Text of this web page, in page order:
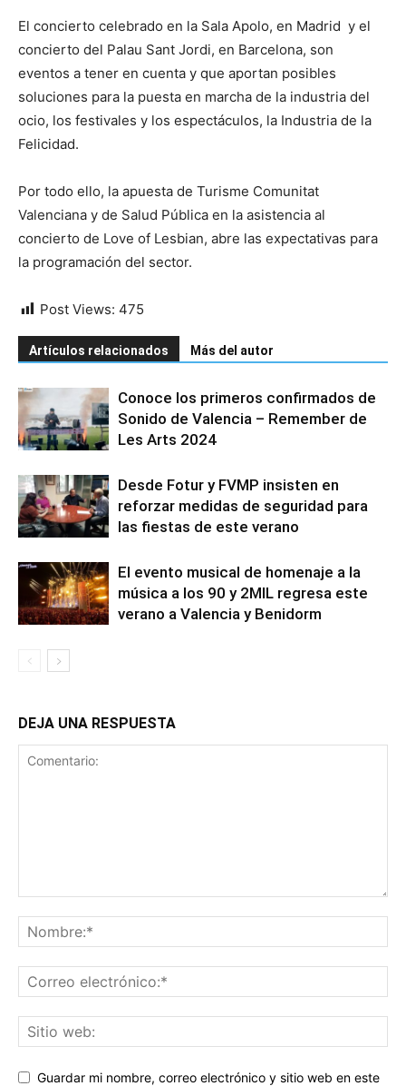
El concierto celebrado en la Sala Apolo, en Madrid y el
concierto del Palau Sant Jordi, en Barcelona, son
eventos a tener en cuenta y que aportan posibles
soluciones para la puesta en marcha de la industria del
ocio, los festivales y los espectáculos, la Industria de la
Felicidad.
Por todo ello, la apuesta de Turisme Comunitat
Valenciana y de Salud Pública en la asistencia al
concierto de Love of Lesbian, abre las expectativas para
la programación del sector.
Post Views: 475
Artículos relacionados Más del autor
Conoce los primeros confirmados de
Sonido de Valencia – Remember de
Les Arts 2024
Desde Fotur y FVMP insisten en
reforzar medidas de seguridad para
las fiestas de este verano
El evento musical de homenaje a la
música a los 90 y 2MIL regresa este
verano a Valencia y Benidorm
DEJA UNA RESPUESTA
Guardar mi nombre, correo electrónico y sitio web en este